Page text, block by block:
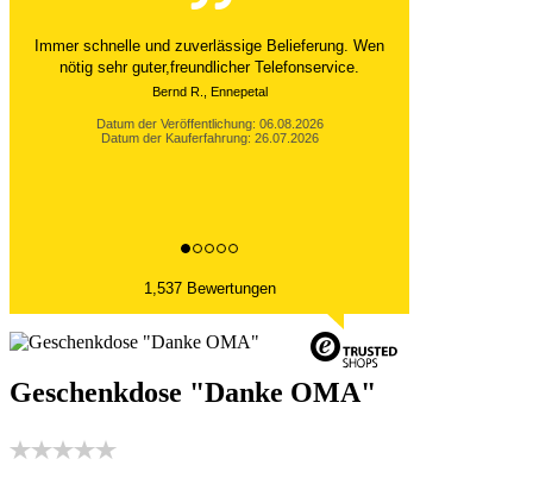
Der Versand ist immer innerhalb von 24 Stunden
abgewickelt. Grossartig. Ich liebe die 1kg
Alubeutel.
Datum der Veröffentlichung: 06.08.2026
Datum der Kauferfahrung: 27.07.2026
1,537 Bewertungen
Geschenkdose "Danke OMA"